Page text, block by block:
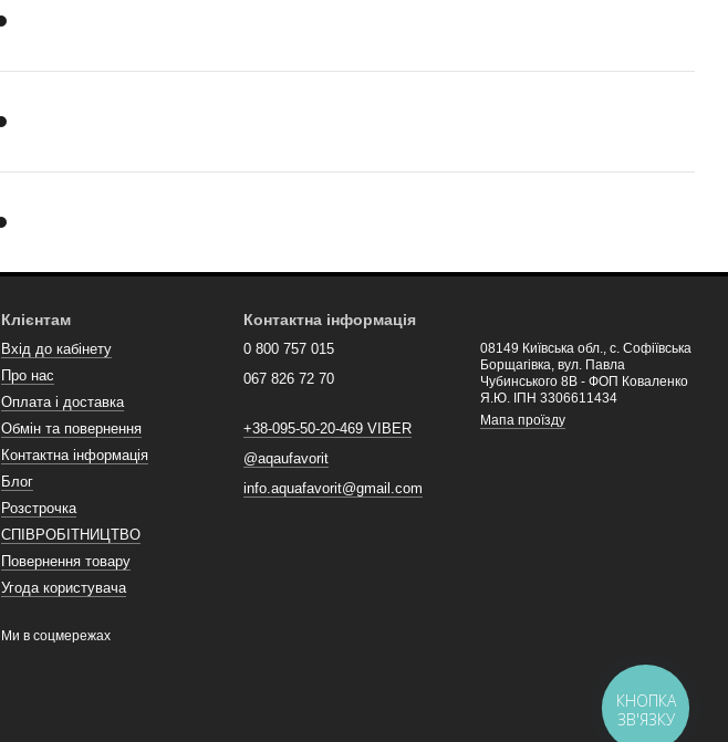
Клієнтам
Вхід до кабінету
Про нас
Оплата і доставка
Обмін та повернення
Контактна інформація
Блог
Розстрочка
СПІВРОБІТНИЦТВО
Повернення товару
Угода користувача
Ми в соцмережах
Контактна інформація
0 800 757 015
067 826 72 70
+38-095-50-20-469 VIBER
@aqaufavorit
info.aquafavorit@gmail.com
08149 Київська обл., с. Софіївська
Борщагівка, вул. Павла
Чубинського 8В - ФОП Коваленко
Я.Ю. ІПН 3306611434
Мапа проїзду
КНОПКА
ЗВ'ЯЗКУ